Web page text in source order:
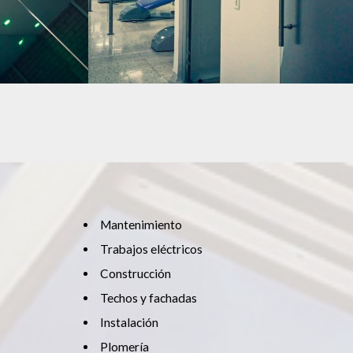
Mantenimiento
Trabajos eléctricos
Construcción
Techos y fachadas
Instalación
Plomería